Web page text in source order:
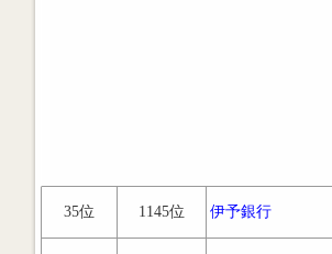
35位 1145位 伊予銀行